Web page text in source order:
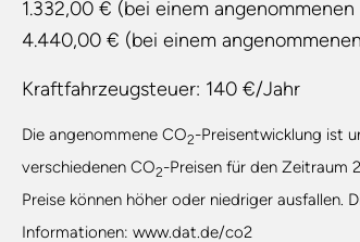
1.332,00 € (bei einem
4.440,00 € (bei einem
Kraftfahrzeugsteuer: 140 €/Jahr
Die angenommene CO2-Preisentwicklung ist
verschiedenen CO2-Preisen für den Zeitraum
Preise können höher oder niedriger ausfallen.
Informationen: www.dat.de/co2